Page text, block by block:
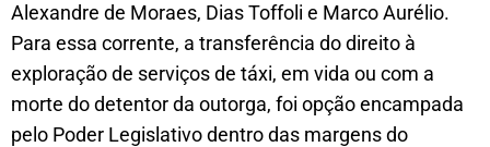
Alexandre de Moraes, Dias Toffoli e Marco Aurélio.
Para essa corrente, a transferência do direito à
exploração de serviços de táxi, em vida ou com a
morte do detentor da outorga, foi opção encampada
pelo Poder Legislativo dentro das margens do